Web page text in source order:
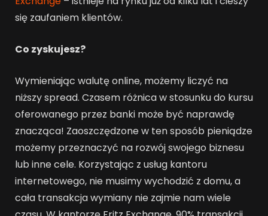
się zaufaniem klientów.
Co zyskujesz?
Wymieniając walutę online, możemy liczyć na
niższy spread. Czasem różnica w stosunku do kursu
oferowanego przez banki może być naprawdę
znacząca! Zaoszczędzone w ten sposób pieniądze
możemy przeznaczyć na rozwój swojego biznesu
lub inne cele. Korzystając z usług kantoru
internetowego, nie musimy wychodzić z domu, a
cała transakcja wymiany nie zajmie nam wiele